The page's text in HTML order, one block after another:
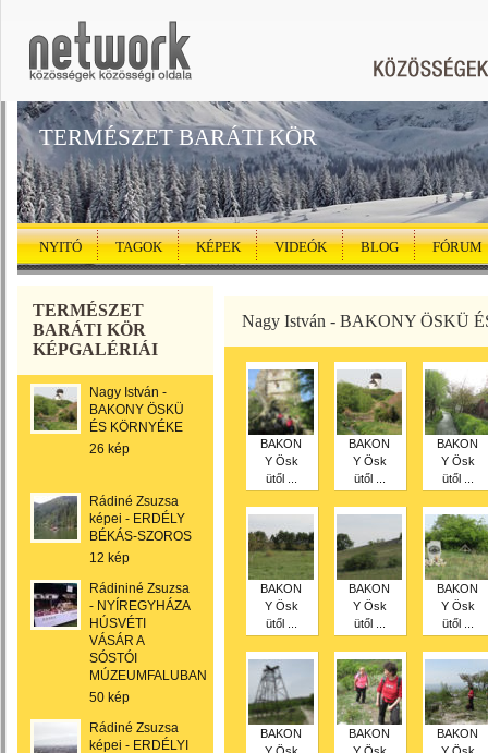
TERMÉSZET BARÁTI KÖR
NYITÓ TAGOK KÉPEK VIDEÓK BLOG FÓRUM
TERMÉSZET
BARÁTI KÖR
KÉPGALÉRIÁI
Nagy István -
BAKONY ÖSKÜ
ÉS KÖRNYÉKE
26 kép
Rádiné Zsuzsa
képei - ERDÉLY
BÉKÁS-SZOROS
12 kép
Rádininé Zsuzsa
- NYÍREGYHÁZA
HÚSVÉTI
VÁSÁR A
SÓSTÓI
MÚZEUMFALUBAN
50 kép
Rádiné Zsuzsa
képei - ERDÉLYI
Nagy István - BAKONY ÖSKÜ
BAKON
Y Ösk
ütől ...
BAKON
Y Ösk
ütől ...
BAKON
Y Ösk
ütől ...
BAKON
Y Ösk
ütől ...
BAKON
Y Ösk
ütől ...
BAKON
Y Ösk
ütől ...
BAKON
BAKON
BAKON